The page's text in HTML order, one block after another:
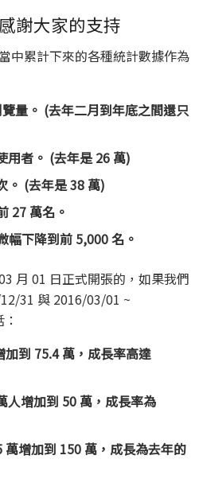
謝大家的支持
中累計下來的各種統計數據作為
量。 (去年二月到年底之間還只
用者。 (去年是 26 萬)
。 (去年是 38 萬)
27 萬名。
幅下降到前 5,000 名。
月 01 日正式開張的，如果我們
31 與 2016/03/01 ~
到 75.4 萬，成長率高達
人增加到 50 萬，成長率為
增加到 150 萬，成長為去年的